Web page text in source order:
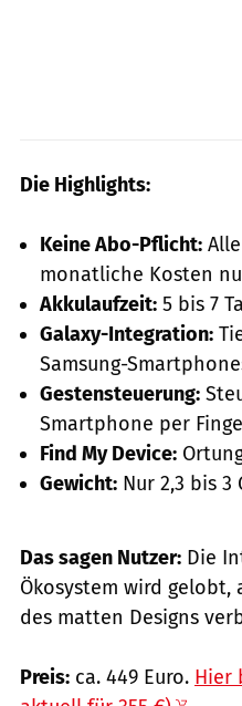
Die Highlights:
Keine Abo-Pflicht:
monatliche Kosten
Akkulaufzeit: 5 bis 7
Galaxy-Integration:
Samsung-
Gestensteuerung:
Smartphone per
Find My Device:
Gewicht: Nur 2,3 bis 3
Das sagen Nutzer: Die
Ökosystem wird
des matten Designs
Preis: ca. 449 Euro. Hier